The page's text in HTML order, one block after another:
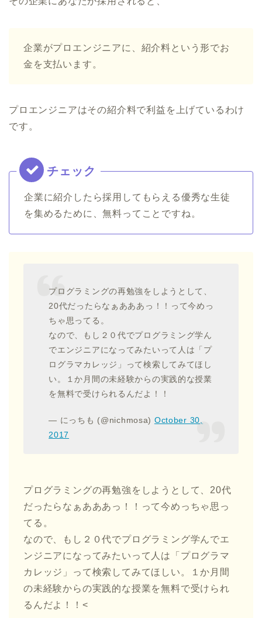
企業がプロエンジニアに、紹介料という形でお
金を支払います。
プロエンジニアはその紹介料で利益を上げているわけ
です。
企業に紹介したら採用してもらえる優秀な生徒
を集めるために、無料ってことですね。
プログラミングの再勉強をしようとして、
20代だったらなぁあああっ！！って今めっ
ちゃ思ってる。
なので、もし２０代でプログラミング学ん
でエンジニアになってみたいって人は「プ
ログラマカレッジ」って検索してみてほし
い。１か月間の未経験からの実践的な授業
を無料で受けられるんだよ！！
— にっちも (@nichmosa) October 30,
2017
プログラミングの再勉強をしようとして、20代
だったらなぁあああっ！！って今めっちゃ思っ
てる。
なので、もし２０代でプログラミング学んでエ
ンジニアになってみたいって人は「プログラマ
カレッジ」って検索してみてほしい。１か月間
の未経験からの実践的な授業を無料で受けられ
るんだよ！！<